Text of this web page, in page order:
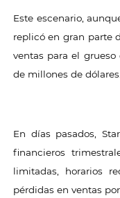
Este escenario,
replicó en gran parte
ventas para el
de millones de dólares.
En días pasados,
financieros
limitadas, horarios
pérdidas en ventas